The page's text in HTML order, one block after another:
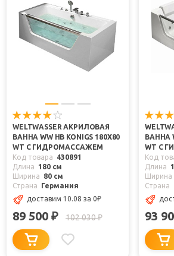
WELTWASSER АКРИЛОВАЯ
ВАННА WW HB KONIGS 180X80
WT С ГИДРОМАССАЖЕМ
Код товара
430891
Длина
180 см
Ширина
80 см
Страна
Германия
доставим 10.08 за 0₽
89 500 ₽ 102 030₽
ВАННА
WT С
Код
Длина
Ширина
Страна
93